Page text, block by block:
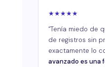
★★★★★
“Tenía miedo de
de registros sin
exactamente lo
avanzado es una